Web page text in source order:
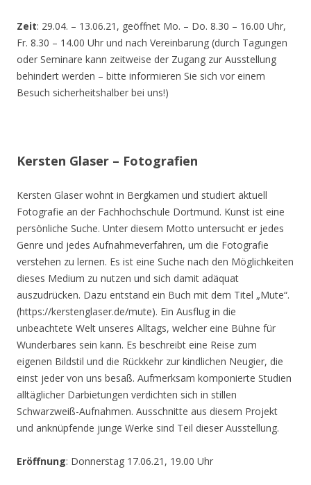
Zeit: 29.04. – 13.06.21, geöffnet Mo. – Do. 8.30 – 16.00 Uhr,
Fr. 8.30 – 14.00 Uhr und nach Vereinbarung (durch Tagungen
oder Seminare kann zeitweise der Zugang zur Ausstellung
behindert werden – bitte informieren Sie sich vor einem
Besuch sicherheitshalber bei uns!)
Kersten Glaser – Fotografien
Kersten Glaser wohnt in Bergkamen und studiert aktuell
Fotografie an der Fachhochschule Dortmund. Kunst ist eine
persönliche Suche. Unter diesem Motto untersucht er jedes
Genre und jedes Aufnahmeverfahren, um die Fotografie
verstehen zu lernen. Es ist eine Suche nach den Möglichkeiten
dieses Medium zu nutzen und sich damit adäquat
auszudrücken. Dazu entstand ein Buch mit dem Titel „Mute“.
(https://kerstenglaser.de/mute). Ein Ausflug in die
unbeachtete Welt unseres Alltags, welcher eine Bühne für
Wunderbares sein kann. Es beschreibt eine Reise zum
eigenen Bildstil und die Rückkehr zur kindlichen Neugier, die
einst jeder von uns besaß. Aufmerksam komponierte Studien
alltäglicher Darbietungen verdichten sich in stillen
Schwarzweiß-Aufnahmen. Ausschnitte aus diesem Projekt
und anknüpfende junge Werke sind Teil dieser Ausstellung.
Eröffnung: Donnerstag 17.06.21, 19.00 Uhr